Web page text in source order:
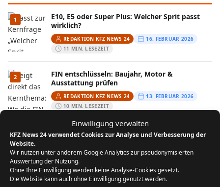
Einwilligung verwalten
KFZ News 24 verwendet Cookies zur Analyse und Verbesserung der
Website.
Wir nutzen unter anderem Google Analytics zur pseudonymisierten
Auswertung der Nutzung.
Ohne Ihre Einwilligung werden keine Analyse-Cookies gesetzt.
Die Website kann auch ohne Einwilligung genutzt werden.
1
E10, E5 oder Super Plus: Welcher Sprit passt
wirklich?
REDAKTION KFZ NEWS 24
16. FEBRUAR 2026
11 MIN. LESEZEIT
2
FIN entschlüsseln: Baujahr, Motor &
Ausstattung prüfen
REDAKTION KFZ NEWS 24
13. FEBRUAR 2026
10 MIN. LESEZEIT
3
Wenn der Kofferraum streikt: Ursachen und
Lösungen aus der Praxis
REDAKTION KFZ NEWS 24
29. JULI 2025
5 MIN. LESEZEIT